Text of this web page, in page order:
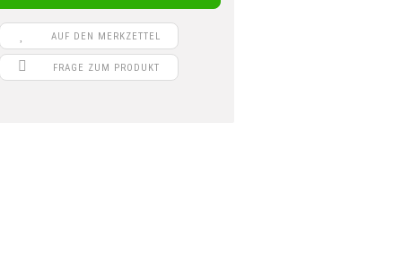
AUF DEN MERKZETTEL
FRAGE ZUM PRODUKT